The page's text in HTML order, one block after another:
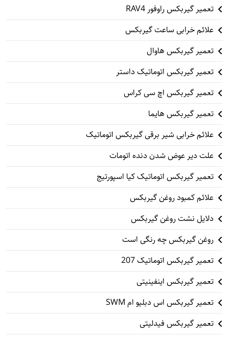
تعمیر گیربکس راوفور RAV4
علائم خرابی ساعت گیربکس
تعمیر گیربکس هاوال
تعمیر گیربکس اتوماتیک داستر
تعمیر گیربکس اچ سی کراس
تعمیر گیربکس هایما
علائم خرابی شیر برقی گیربکس اتوماتیک
علت دیر عوض شدن دنده اتومات
تعمیر گیربکس اتوماتیک کیا اسپورتیج
علائم کمبود روغن گیربکس
دلایل نشت روغن گیربکس
روغن گیربکس چه رنگی است
تعمیر گیربکس اتوماتیک 207
تعمیر گیربکس اینفینیتی
تعمیر گیربکس اس دبلیو ام SWM
تعمیر گیربکس فیدلیتی